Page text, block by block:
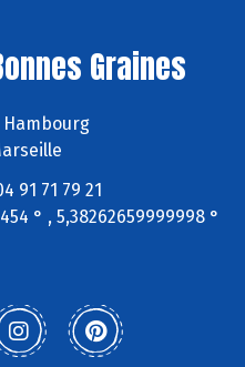
Graines
91 71 79 21
° , 5,38262659999998 °